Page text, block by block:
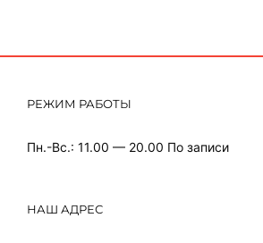
РЕЖИМ РАБОТЫ
Пн.-Вс.: 11.00 — 20.00 По записи
НАШ АДРЕС